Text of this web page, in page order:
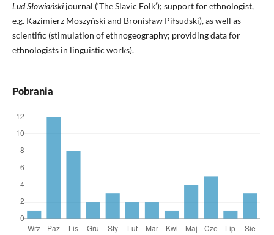
Lud Słowiańskijournal (‘The Slavic Folk’); support for ethnologist,
e.g. Kazimierz Moszyński and Bronisław Piłsudski), as well as
scientific (stimulation of ethnogeography; providing data for
ethnologists in linguistic works).
Pobrania